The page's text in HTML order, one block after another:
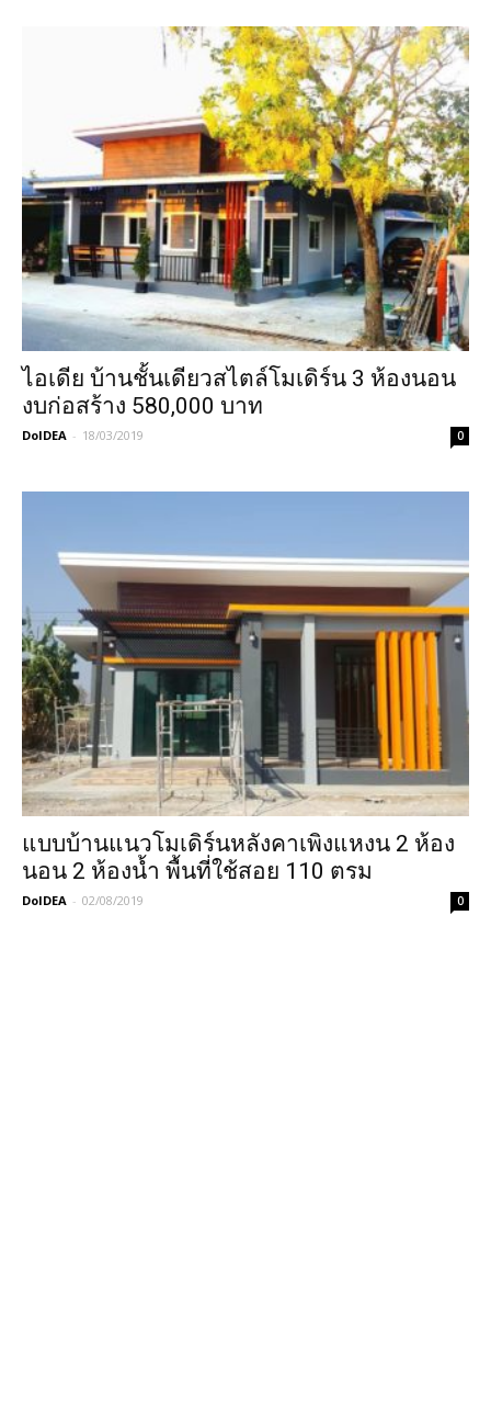
ไอเดีย บ้านชั้นเดียวสไตล์โมเดิร์น 3 ห้องนอน
งบก่อสร้าง 580,000 บาท
DoIDEA - 18/03/2019 0
แบบบ้านแนวโมเดิร์นหลังคาเพิงแหงน 2 ห้อง
นอน 2 ห้องน้ำ พื้นที่ใช้สอย 110 ตรม
DoIDEA - 02/08/2019 0